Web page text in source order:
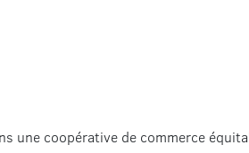
une coopérative de commerce